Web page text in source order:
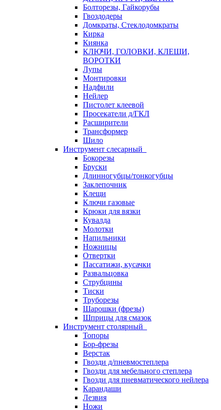
Болторезы, Гайкорубы
Гвоздодеры
Домкраты, Стеклодомкраты
Кирка
Киянка
КЛЮЧИ, ГОЛОВКИ, КЛЕЩИ,
ВОРОТКИ
Лупы
Монтировки
Надфили
Нейлер
Пистолет клеевой
Просекатели д/ГКЛ
Расширители
Трансформер
Шило
Инструмент слесарный
Бокорезы
Бруски
Длинногубцы/тонкогубцы
Заклепочник
Клещи
Ключи газовые
Крюки для вязки
Кувалда
Молотки
Напильники
Ножницы
Отвертки
Пассатижи, кусачки
Развальцовка
Струбцины
Тиски
Труборезы
Шарошки (фрезы)
Шприцы для смазок
Инструмент столярный
Топоры
Бор-фрезы
Верстак
Гвозди д/пневмостеплера
Гвозди для мебельного степлера
Гвозди для пневматического нейлера
Карандаши
Лезвия
Ножи